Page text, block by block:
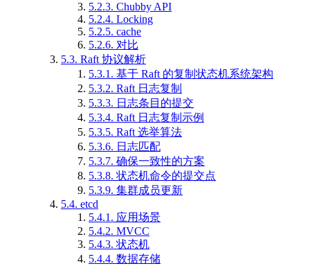
5.2.3. Chubby API
5.2.4. Locking
5.2.5. cache
5.2.6. 对比
5.3. Raft 协议解析
5.3.1. 基于 Raft 的复制状态机系统架构
5.3.2. Raft 日志复制
5.3.3. 日志条目的提交
5.3.4. Raft 日志复制示例
5.3.5. Raft 选举算法
5.3.6. 日志匹配
5.3.7. 确保一致性的方案
5.3.8. 状态机命令的提交点
5.3.9. 集群成员更新
5.4. etcd
5.4.1. 应用场景
5.4.2. MVCC
5.4.3. 状态机
5.4.4. 数据存储